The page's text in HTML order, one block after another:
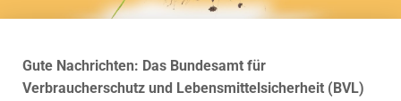
Gute Nachrichten: Das Bundesamt für
Verbraucherschutz und Lebensmittelsicherheit (BVL)